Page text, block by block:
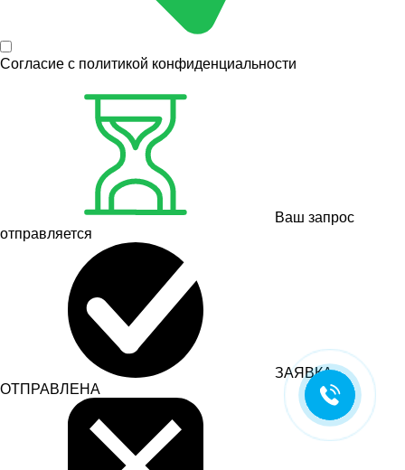
Согласие с политикой конфиденциальности
Ваш запрос
отправляется
ЗАЯВКА
ОТПРАВЛЕНА